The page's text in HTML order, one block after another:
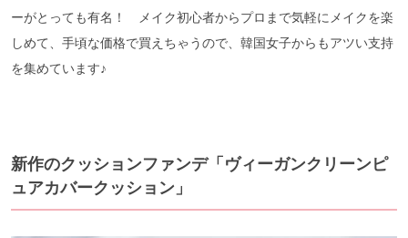
ーがとっても有名！ メイク初心者からプロまで気軽にメイクを楽
しめて、手頃な価格で買えちゃうので、韓国女子からもアツい支持
を集めています♪
新作のクッションファンデ「ヴィーガンクリーンピ
ュアカバークッション」